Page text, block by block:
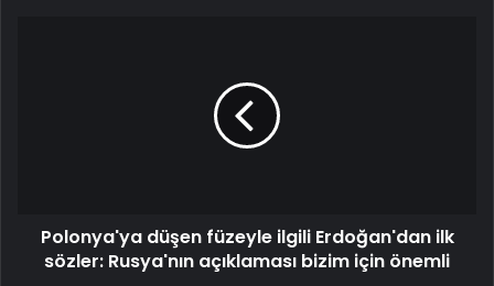
Polonya'ya düşen füzeyle ilgili Erdoğan'dan ilk
sözler: Rusya'nın açıklaması bizim için önemli